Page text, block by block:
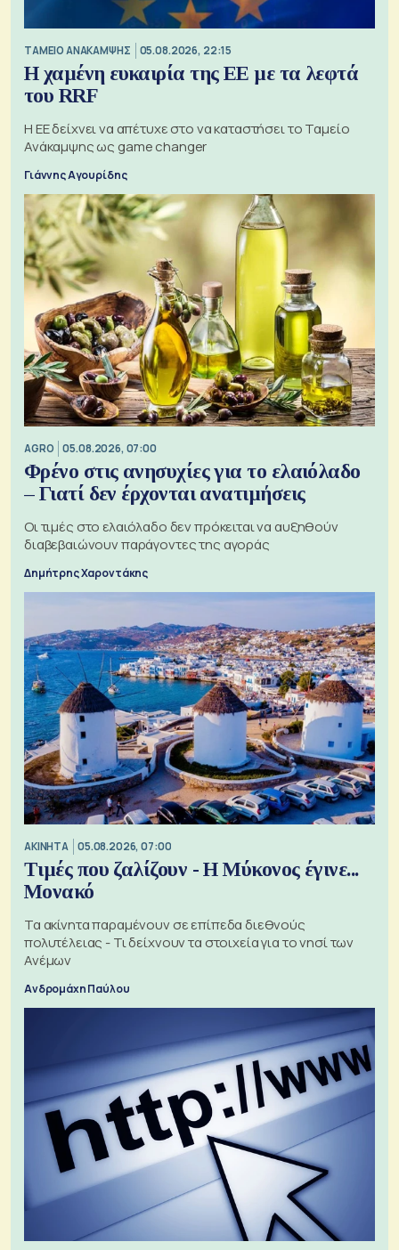
ΤΑΜΕΙΟ ΑΝΑΚΑΜΨΗΣ 05.08.2026, 22:15
Η χαμένη ευκαιρία της ΕΕ με τα λεφτά
του RRF
Η ΕΕ δείχνει να απέτυχε στο να καταστήσει το Ταμείο
Ανάκαμψης ως game changer
Γιάννης Αγουρίδης
AGRO 05.08.2026, 07:00
Φρένο στις ανησυχίες για το ελαιόλαδο
– Γιατί δεν έρχονται ανατιμήσεις
Οι τιμές στο ελαιόλαδο δεν πρόκειται να αυξηθούν
διαβεβαιώνουν παράγοντες της αγοράς
Δημήτρης Χαροντάκης
ΑΚΙΝΗΤΑ 05.08.2026, 07:00
Τιμές που ζαλίζουν - Η Μύκονος έγινε...
Μονακό
Τα ακίνητα παραμένουν σε επίπεδα διεθνούς
πολυτέλειας - Τι δείχνουν τα στοιχεία για το νησί των
Ανέμων
Ανδρομάχη Παύλου